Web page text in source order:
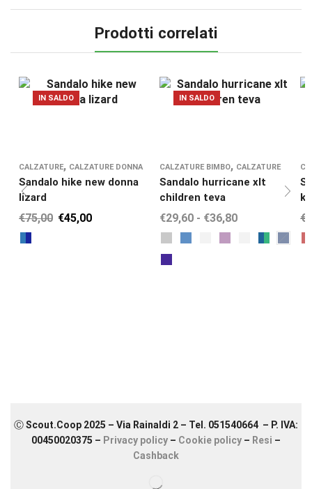
Prodotti correlati
IN SALDO
CALZATURE, CALZATURE DONNA
Sandalo hike new donna
lizard
€75,00 €45,00
IN SALDO
CALZATURE BIMBO, CALZATURE
Sandalo hurricane xlt
children teva
€29,60 - €36,80 €
Ⓒ Scout.Coop 2025 – Via Rainaldi 2 – Tel. 051540664 – P. IVA:
00450020375 – Privacy policy – Cookie policy – Resi –
Cashback